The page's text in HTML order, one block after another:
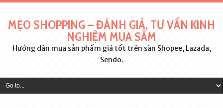
MẸO SHOPPING – ĐÁNH GIÁ, TƯ VẤN KINH
NGHIỆM MUA SẮM
Hướng dẫn mua sản phẩm giá tốt trên sàn Shopee, Lazada,
Sendo.